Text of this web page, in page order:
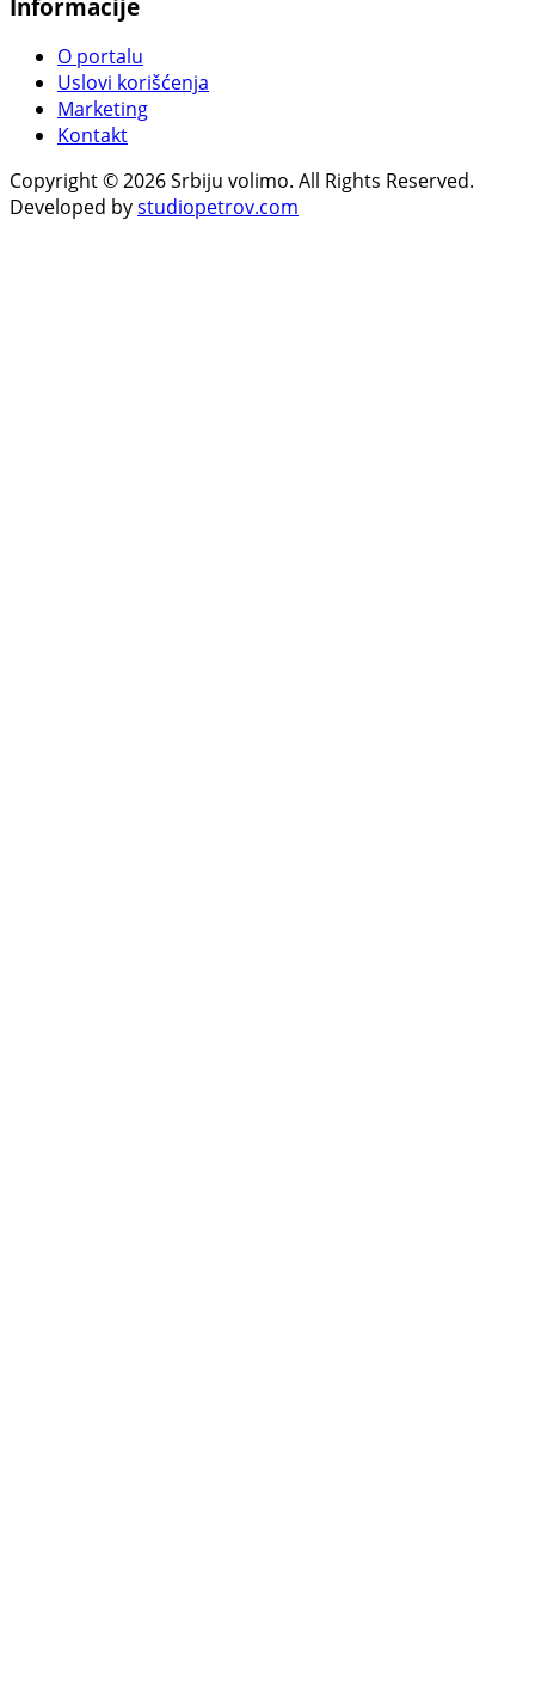
Informacije
O portalu
Uslovi korišćenja
Marketing
Kontakt
Copyright © 2026 Srbiju volimo. All Rights Reserved.
Developed bystudiopetrov.com